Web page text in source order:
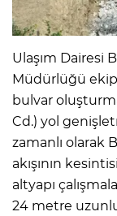
Ulaşım Dairesi
Müdürlüğü
bulvar
Cd.) yol
zamanlı olarak
akışının
altyapı
24 metre